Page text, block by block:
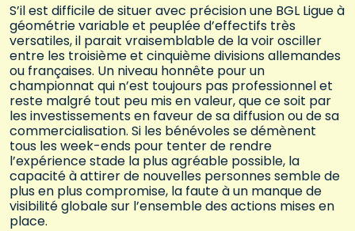
S’il est difficile de situer avec précision une BGL Ligue à
géométrie variable et peuplée d’effectifs très
versatiles, il parait vraisemblable de la voir osciller
entre les troisième et cinquième divisions allemandes
ou françaises. Un niveau honnête pour un
championnat qui n’est toujours pas professionnel et
reste malgré tout peu mis en valeur, que ce soit par
les investissements en faveur de sa diffusion ou de sa
commercialisation. Si les bénévoles se démènent
tous les week-ends pour tenter de rendre
l’expérience stade la plus agréable possible, la
capacité à attirer de nouvelles personnes semble de
plus en plus compromise, la faute à un manque de
visibilité globale sur l’ensemble des actions mises en
place.